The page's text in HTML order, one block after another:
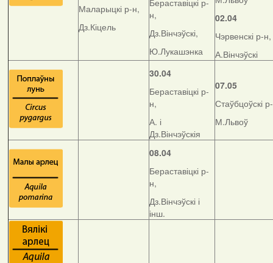
Маларыцкі р-н,
Дз.Кіцель
Бераставіцкі р-
н,
Дз.Вінчэўскі,
Ю.Лукашэнка
02.04
Чэрвенскі р-н,
А.Вінчэўскі
30.04
Бераставіцкі р-
н,
А. і
Дз.Вінчэўскія
07.05
Стаўбцоўскі
М.Львоў
08.04
Бераставіцкі р-
н,
Дз.Вінчэўскі і
інш.